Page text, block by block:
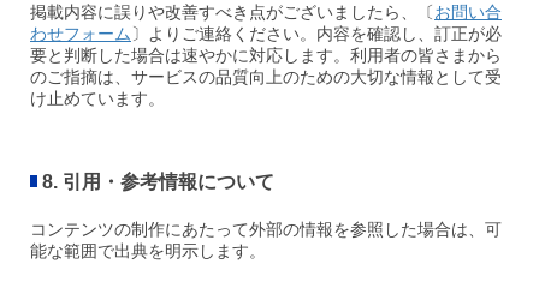
掲載内容に誤りや改善すべき点がございましたら、〔お問い合
わせフォーム 〕よりご連絡ください。内容を確認し、訂正が必
要と判断した場合は速やかに対応します。利用者の皆さまから
のご指摘は、 サービスの品質向上のための大切な情報として受
け止めています。
8. 引用・参考情報について
コンテンツの制作にあたって外部の情報を参照した場合は、可
能な範囲で出典を明示します。